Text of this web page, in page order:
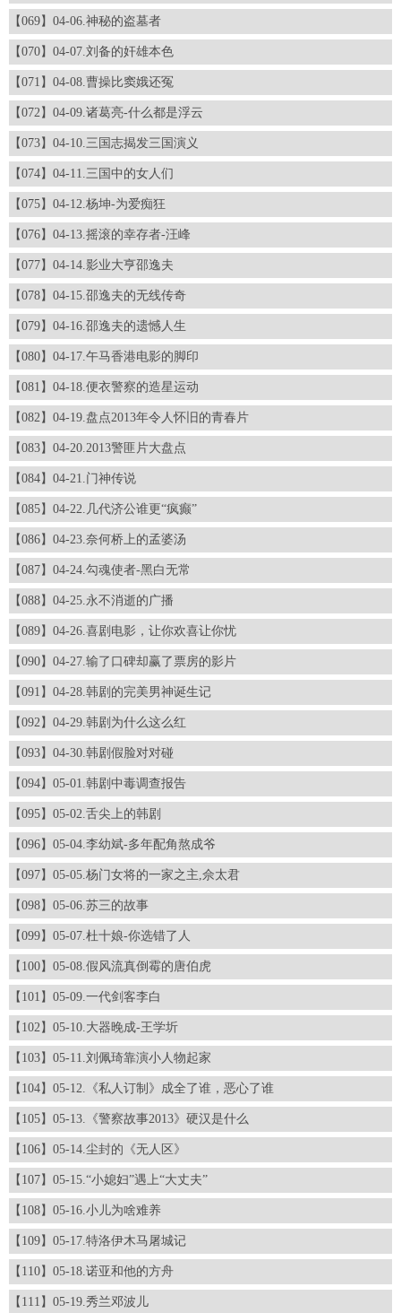
【069】04-06.神秘的盗墓者
【070】04-07.刘备的奸雄本色
【071】04-08.曹操比窦娥还冤
【072】04-09.诸葛亮-什么都是浮云
【073】04-10.三国志揭发三国演义
【074】04-11.三国中的女人们
【075】04-12.杨坤-为爱痴狂
【076】04-13.摇滚的幸存者-汪峰
【077】04-14.影业大亨邵逸夫
【078】04-15.邵逸夫的无线传奇
【079】04-16.邵逸夫的遗憾人生
【080】04-17.午马香港电影的脚印
【081】04-18.便衣警察的造星运动
【082】04-19.盘点2013年令人怀旧的青春片
【083】04-20.2013警匪片大盘点
【084】04-21.门神传说
【085】04-22.几代济公谁更“疯癫”
【086】04-23.奈何桥上的孟婆汤
【087】04-24.勾魂使者-黑白无常
【088】04-25.永不消逝的广播
【089】04-26.喜剧电影，让你欢喜让你忧
【090】04-27.输了口碑却赢了票房的影片
【091】04-28.韩剧的完美男神诞生记
【092】04-29.韩剧为什么这么红
【093】04-30.韩剧假脸对对碰
【094】05-01.韩剧中毒调查报告
【095】05-02.舌尖上的韩剧
【096】05-04.李幼斌-多年配角熬成爷
【097】05-05.杨门女将的一家之主,佘太君
【098】05-06.苏三的故事
【099】05-07.杜十娘-你选错了人
【100】05-08.假风流真倒霉的唐伯虎
【101】05-09.一代剑客李白
【102】05-10.大器晚成-王学圻
【103】05-11.刘佩琦靠演小人物起家
【104】05-12.《私人订制》成全了谁，恶心了谁
【105】05-13.《警察故事2013》硬汉是什么
【106】05-14.尘封的《无人区》
【107】05-15.“小媳妇”遇上“大丈夫”
【108】05-16.小儿为啥难养
【109】05-17.特洛伊木马屠城记
【110】05-18.诺亚和他的方舟
【111】05-19.秀兰邓波儿